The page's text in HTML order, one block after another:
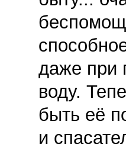
даже при
воду.
быть её
и